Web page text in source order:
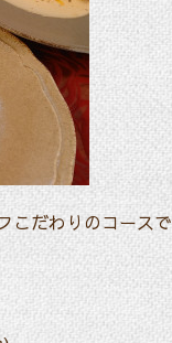
こだわりのコースで